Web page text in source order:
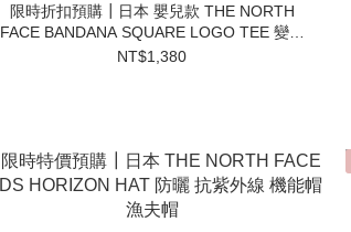
限時折扣預購┃日本 嬰兒款 THE NORTH
FACE BANDANA SQUARE LOGO TEE 變形
蟲 短T
NT$1,380